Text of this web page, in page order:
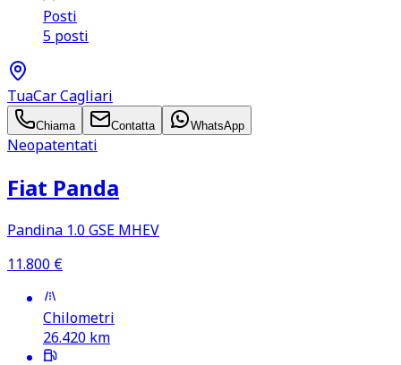
Posti
5 posti
TuaCar Cagliari
Chiama Contatta WhatsApp
Neopatentati
Fiat Panda
Pandina 1.0 GSE MHEV
11.800 €
Chilometri
26.420 km